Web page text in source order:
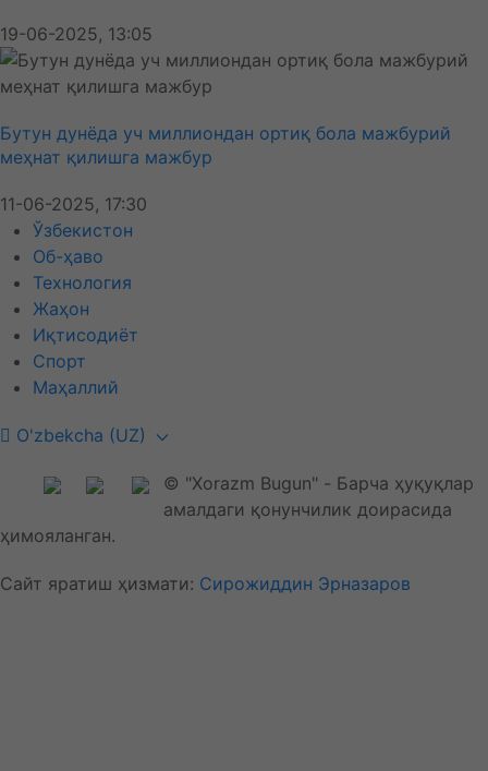
19-06-2025, 13:05
Бутун дунёда уч миллиондан ортиқ бола мажбурий
меҳнат қилишга мажбур
11-06-2025, 17:30
Ўзбекистон
Об-ҳаво
Технология
Жаҳон
Иқтисодиёт
Спорт
Маҳаллий
O'zbekcha (UZ)
© "Xorazm Bugun" - Барча ҳуқуқлар
амалдаги қонунчилик доирасида
ҳимояланган.
Сайт яратиш ҳизмати: Сирожиддин Эрназаров